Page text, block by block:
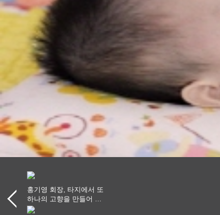
홍기영 회장, 타지에서 또
하나의 고향을 만들어 가
다